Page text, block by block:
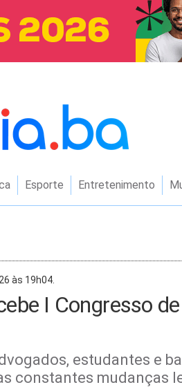
Esporte Entretenimento
às 19h04.
I Congresso
estudantes e
constantes mudanças